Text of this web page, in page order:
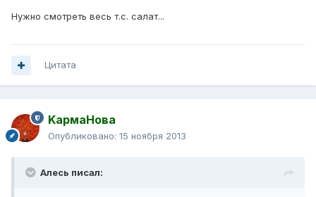
Нужно смотреть весь т.с. салат...
Цитата
KармаНова
Опубликовано: 15 ноября 2013
Алесь писал: